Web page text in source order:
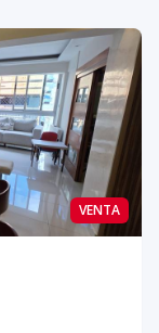
VENTA